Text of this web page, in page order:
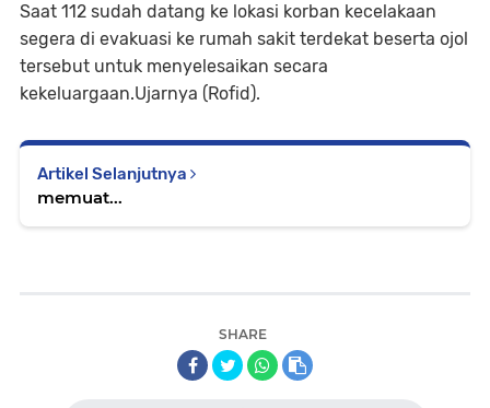
Saat 112 sudah datang ke lokasi korban kecelakaan
segera di evakuasi ke rumah sakit terdekat beserta ojol
tersebut untuk menyelesaikan secara
kekeluargaan.Ujarnya (Rofid).
Artikel Selanjutnya
memuat...
SHARE